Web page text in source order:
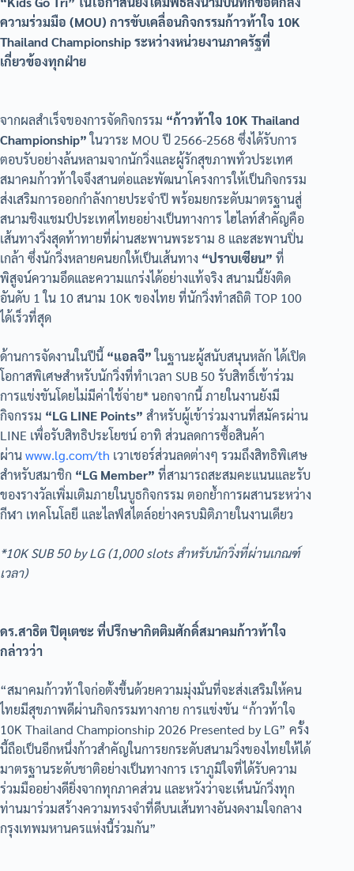
ความร่วมมือ (MOU) การขับเคลื่อนกิจกรรมก้าวท้าใจ 10K
Thailand Championship ระหว่างหน่วยงานภาครัฐที่
เกี่ยวข้องทุกฝ่าย
จากผลสำเร็จของการจัดกิจกรรม “ก้าวท้าใจ 10K Thailand
Championship”ในวาระ MOU ปี 2566-2568 ซึ่งได้รับการ
ตอบรับอย่างล้นหลามจากนักวิ่งและผู้รักสุขภาพทั่วประเทศ
สมาคมก้าวท้าใจจึงสานต่อและพัฒนาโครงการให้เป็นกิจกรรม
ส่งเสริมการออกกำลังกายประจำปี พร้อมยกระดับมาตรฐานสู่
สนามชิงแชมป์ประเทศไทยอย่างเป็นทางการ ไฮไลท์สำคัญคือ
เส้นทางวิ่งสุดท้าทายที่ผ่านสะพานพระราม 8 และสะพานปิ่น
เกล้า ซึ่งนักวิ่งหลายคนยกให้เป็นเส้นทาง “ปราบเซียน” ที่
พิสูจน์ความอึดและความแกร่งได้อย่างแท้จริง สนามนี้ยังติด
อันดับ 1 ใน 10 สนาม 10K ของไทย ที่นักวิ่งทำสถิติ TOP 100
ได้เร็วที่สุด
ด้านการจัดงานในปีนี้ “แอลจี”ในฐานะผู้สนับสนุนหลัก ได้เปิด
โอกาสพิเศษสำหรับนักวิ่งที่ทำเวลา SUB 50 รับสิทธิ์เข้าร่วม
การแข่งขันโดยไม่มีค่าใช้จ่าย* นอกจากนี้ ภายในงานยังมี
กิจกรรม “LG LINE Points” สำหรับผู้เข้าร่วมงานที่สมัครผ่าน
LINE เพื่อรับสิทธิประโยชน์ อาทิ ส่วนลดการซื้อสินค้า
ผ่านwww.lg.com/th เวาเชอร์ส่วนลดต่างๆ รวมถึงสิทธิพิเศษ
สำหรับสมาชิก “LG Member” ที่สามารถสะสมคะแนนและรับ
ของรางวัลเพิ่มเติมภายในบูธกิจกรรม ตอกย้ำการผสานระหว่าง
กีฬา เทคโนโลยี และไลฟ์สไตล์อย่างครบมิติภายในงานเดียว
*10K SUB 50 by LG (1,000 slots สำหรับนักวิ่งที่ผ่านเกณฑ์
เวลา)
ดร.สาธิต ปิตุเตชะ ที่ปรึกษากิตติมศักดิ์สมาคมก้าวท้าใจ
กล่าวว่า
“สมาคมก้าวท้าใจก่อตั้งขึ้นด้วยความมุ่งมั่นที่จะส่งเสริมให้คน
ไทยมีสุขภาพดีผ่านกิจกรรมทางกาย การแข่งขัน “ก้าวท้าใจ
10K Thailand Championship 2026 Presented by LG” ครั้ง
นี้ถือเป็นอีกหนึ่งก้าวสำคัญในการยกระดับสนามวิ่งของไทยให้ได้
มาตรฐานระดับชาติอย่างเป็นทางการ เราภูมิใจที่ได้รับความ
ร่วมมืออย่างดียิ่งจากทุกภาคส่วน และหวังว่าจะเห็นนักวิ่งทุก
ท่านมาร่วมสร้างความทรงจำที่ดีบนเส้นทางอันงดงามใจกลาง
กรุงเทพมหานครแห่งนี้ร่วมกัน”